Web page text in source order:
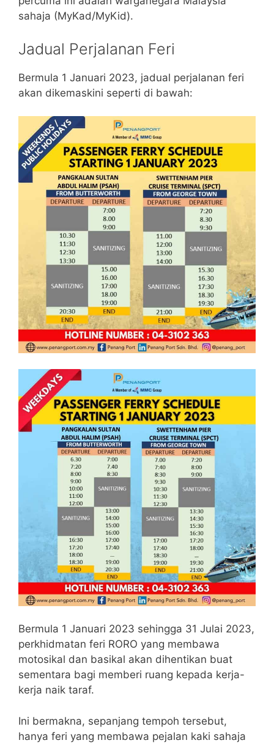
sahaja (MyKad/MyKid).
Jadual Perjalanan Feri
Bermula 1 Januari 2023, jadual perjalanan feri
akan dikemaskini seperti di bawah:
Bermula 1 Januari 2023 sehingga 31 Julai 2023,
perkhidmatan feri RORO yang membawa
motosikal dan basikal akan dihentikan buat
sementara bagi memberi ruang kepada kerja-
kerja naik taraf.
Ini bermakna, sepanjang tempoh tersebut,
hanya feri yang membawa pejalan kaki sahaja